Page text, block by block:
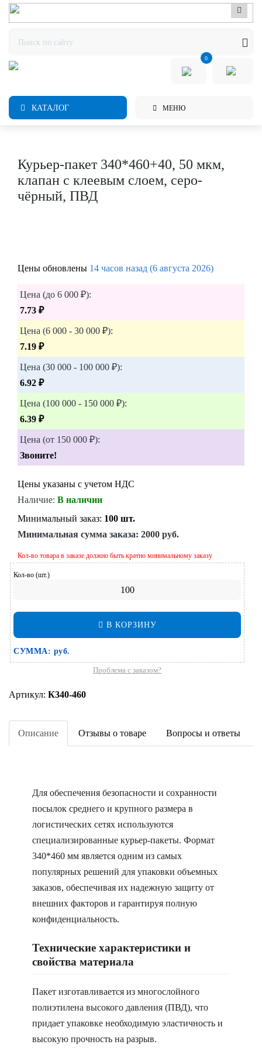
0
КАТАЛОГ МЕНЮ
Курьер-пакет 340*460+40, 50 мкм,
клапан с клеевым слоем, серо-
чёрный, ПВД
Цены обновлены 14 часов назад (6 августа 2026)
Цена (до 6 000 ₽):
7.73 ₽
Цена (6 000 - 30 000 ₽):
7.19 ₽
Цена (30 000 - 100 000 ₽):
6.92 ₽
Цена (100 000 - 150 000 ₽):
6.39 ₽
Цена (от 150 000 ₽):
Звоните!
Цены указаны с учетом НДС
Наличие: В наличии
Минимальный заказ: 100 шт.
Минимальная сумма заказа: 2000 руб.
Кол-во товара в заказе должно быть кратно минимальному заказу
Кол-во (шт.)
В КОРЗИНУ
СУММА: руб.
Проблема с заказом?
Артикул: К340-460
Описание Отзывы о товаре Вопросы и ответы
Для обеспечения безопасности и сохранности
посылок среднего и крупного размера в
логистических сетях используются
специализированные курьер-пакеты. Формат
340*460 мм является одним из самых
популярных решений для упаковки объемных
заказов, обеспечивая их надежную защиту от
внешних факторов и гарантируя полную
конфиденциальность.
Технические характеристики и
свойства материала
Пакет изготавливается из многослойного
полиэтилена высокого давления (ПВД), что
придает упаковке необходимую эластичность и
высокую прочность на разрыв.